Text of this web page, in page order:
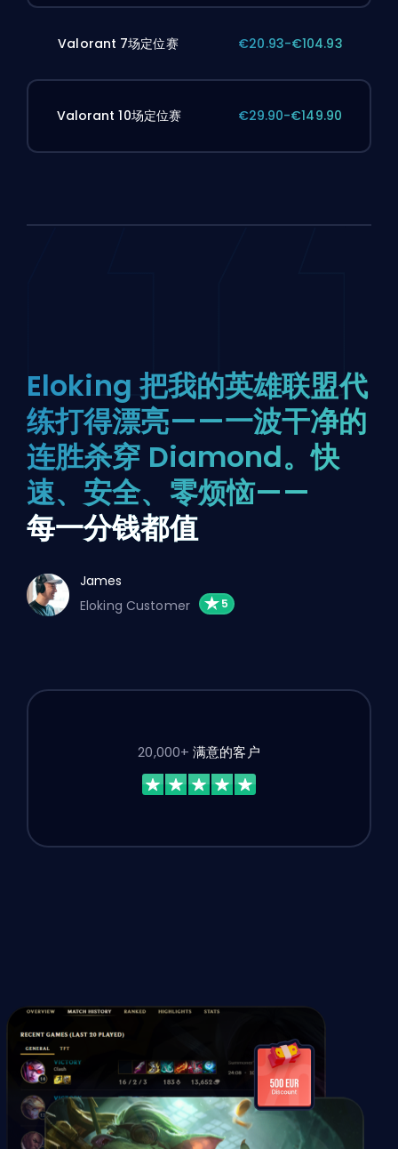
Valorant 7场定位赛 €20.93-€104.93
Valorant 10场定位赛 €29.90-€149.90
Eloking 把我的英雄联盟代
练打得漂亮——一波干净的
连胜杀穿 Diamond。快
速、安全、零烦恼——
每一分钱都值
James
Eloking Customer
20,000+满意的客户